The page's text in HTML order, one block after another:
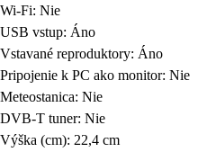
Wi-Fi: Nie
USB vstup: Áno
Vstavané reproduktory: Áno
Pripojenie k PC ako monitor: Nie
Meteostanica: Nie
DVB-T tuner: Nie
Výška (cm): 22,4 cm